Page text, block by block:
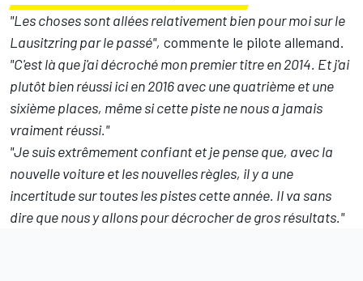
"Les choses sont allées relativement bien pour moi sur le
Lausitzring par le passé", commente le pilote allemand.
"C'est là que j'ai décroché mon premier titre en 2014. Et j'ai
plutôt bien réussi ici en 2016 avec une quatrième et une
sixième places, même si cette piste ne nous a jamais
vraiment réussi."
"Je suis extrêmement confiant et je pense que, avec la
nouvelle voiture et les nouvelles règles, il y a une
incertitude sur toutes les pistes cette année. Il va sans
dire que nous y allons pour décrocher de gros résultats."